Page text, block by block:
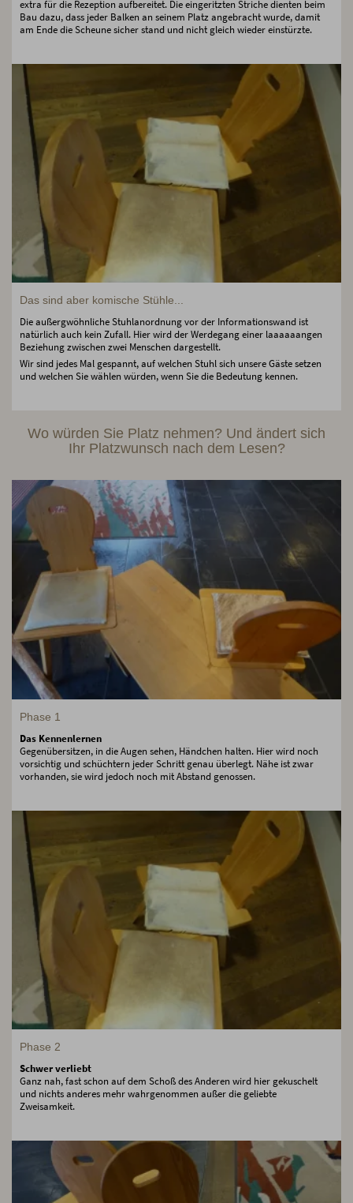
extra für die Rezeption aufbereitet. Die eingeritzten Striche dienten beim
Bau dazu, dass jeder Balken an seinem Platz angebracht wurde, damit
am Ende die Scheune sicher stand und nicht gleich wieder einstürzte.
Das sind aber komische Stühle...
Die außergwöhnliche Stuhlanordnung vor der Informationswand ist
natürlich auch kein Zufall. Hier wird der Werdegang einer laaaaaangen
Beziehung zwischen zwei Menschen dargestellt.
Wir sind jedes Mal gespannt, auf welchen Stuhl sich unsere Gäste setzen
und welchen Sie wählen würden, wenn Sie die Bedeutung kennen.
Wo würden Sie Platz nehmen? Und ändert sich
Ihr Platzwunsch nach dem Lesen?
Phase 1
Das Kennenlernen
Gegenübersitzen, in die Augen sehen, Händchen halten. Hier wird noch
vorsichtig und schüchtern jeder Schritt genau überlegt. Nähe ist zwar
vorhanden, sie wird jedoch noch mit Abstand genossen.
Phase 2
Schwer verliebt
Ganz nah, fast schon auf dem Schoß des Anderen wird hier gekuschelt
und nichts anderes mehr wahrgenommen außer die geliebte
Zweisamkeit.